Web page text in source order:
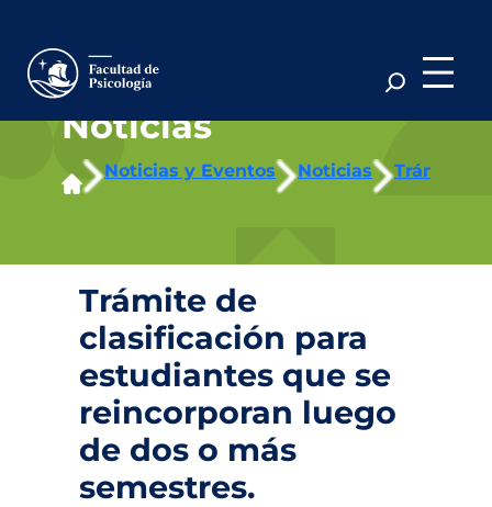
contenido
Noticias
Noticias y Eventos Noticias Trámite
Trámite de
clasificación para
estudiantes que se
reincorporan luego
de dos o más
semestres.